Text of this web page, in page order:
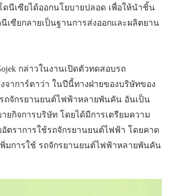
นีเซียได้ออกนโยบายปลอด เพื่อให้นำชิ้น
เซียกลายเป็นฐานการส่งออกและผลิตยาน
กล่าวในงานเปิดตัวทดสอบรถ
จาการ์ตาว่า ในปีนี้ทางฝ่ายของบริษัทของ
รถจักรยานยนต์ไฟฟ้าหลายพันคัน อันเป็น
ยกิจการบริษัท โดยได้มีการเตรียมความ
อัตราการใช้รถจักรยานยนต์ไฟฟ้า โดยคาด
พิ่มการใช้ รถจักรยานยนต์ไฟฟ้าหลายพันคัน